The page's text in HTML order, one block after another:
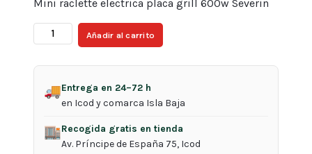
Mini raclette electrica placa grill 600w Severin
Mini
raclette
electrica
grill
Severin
cantidad
Añadir al carrito
🚚Entrega en 24–72 h
en Icod y comarca Isla Baja
🏬Recogida gratis en tienda
Av. Príncipe de España 75, Icod